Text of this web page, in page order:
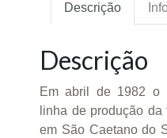
Descrição
Descrição
Em abril de 1982 o
linha de produção
em São Caetano do